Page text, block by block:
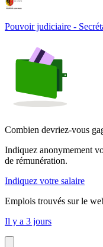
Pouvoir judiciaire -
Combien devriez-vous
Indiquez anonymement
de rémunération.
Indiquez votre salaire
Emplois trouvés sur le
Il y a 3 jours